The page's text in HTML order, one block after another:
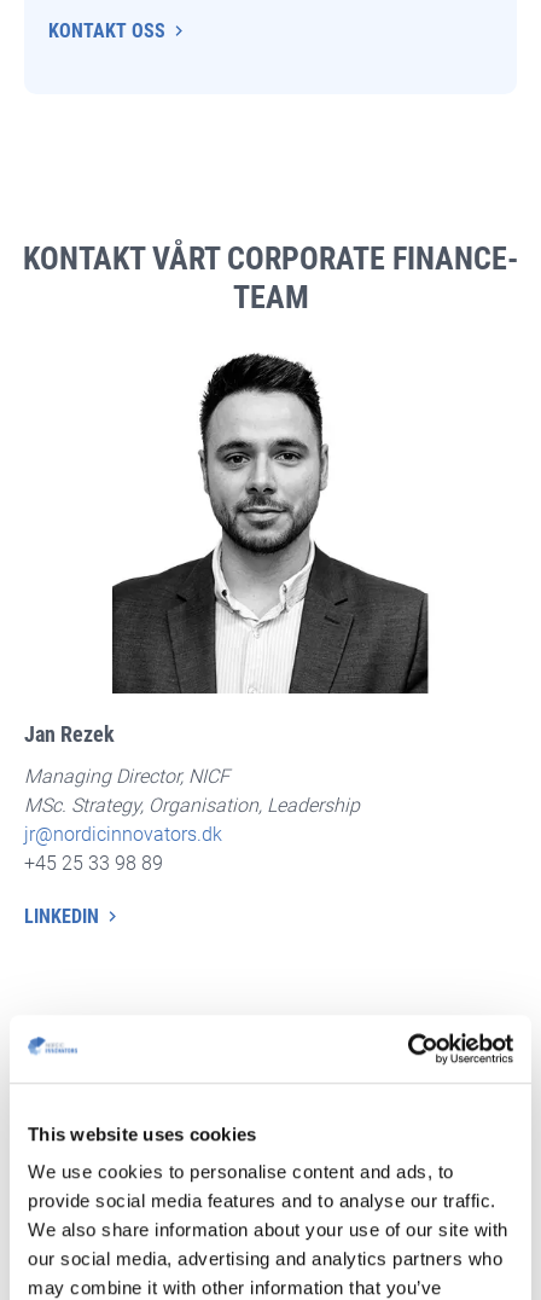
This website uses cookies
We use cookies to personalise content and ads, to
provide social media features and to analyse our traffic.
We also share information about your use of our site with
our social media, advertising and analytics partners who
may combine it with other information that you’ve
KONTAKT OSS
KONTAKT VÅRT CORPORATE FINANCE-
TEAM
Jan Rezek
Managing Director, NICF
MSc. Strategy, Organisation, Leadership
jr@nordicinnovators.dk
+45 25 33 98 89
LINKEDIN